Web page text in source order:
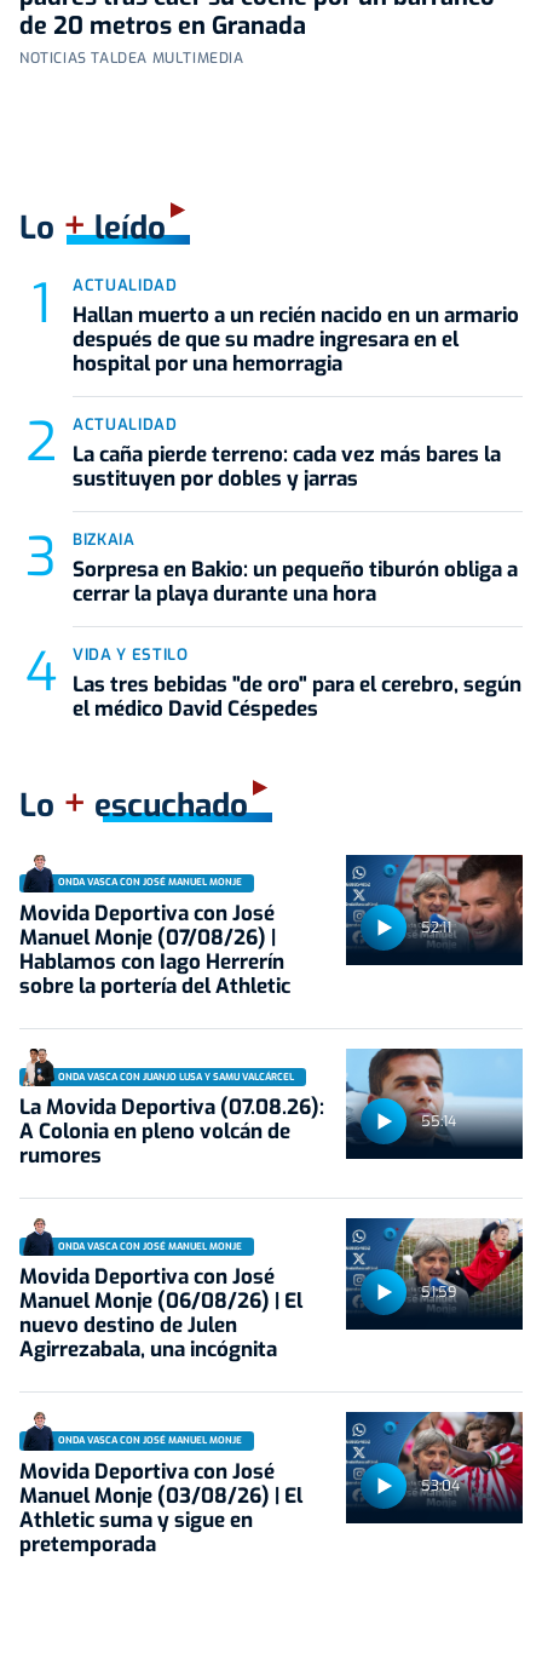
de 20 metros en Granada
NOTICIAS TALDEA MULTIMEDIA
Lo +leído
ACTUALIDAD
Hallan muerto a un recién nacido en un armario
después de que su madre ingresara en el
hospital por una hemorragia
ACTUALIDAD
La caña pierde terreno: cada vez más bares la
sustituyen por dobles y jarras
BIZKAIA
Sorpresa en Bakio: un pequeño tiburón obliga a
cerrar la playa durante una hora
VIDA Y ESTILO
Las tres bebidas "de oro" para el cerebro, según
el médico David Céspedes
Lo + escuchado
52:11
ONDA VASCA CON JOSÉ MANUEL MONJE
Movida Deportiva con José
Manuel Monje (07/08/26) |
Hablamos con Iago Herrerín
sobre la portería del Athletic
55:14
ONDA VASCA CON JUANJO LUSA Y SAMU VALCÁRCEL
La Movida Deportiva (07.08.26):
A Colonia en pleno volcán de
rumores
51:59
ONDA VASCA CON JOSÉ MANUEL MONJE
Movida Deportiva con José
Manuel Monje (06/08/26) | El
nuevo destino de Julen
Agirrezabala, una incógnita
53:04
ONDA VASCA CON JOSÉ MANUEL MONJE
Movida Deportiva con José
Manuel Monje (03/08/26) | El
Athletic suma y sigue en
pretemporada